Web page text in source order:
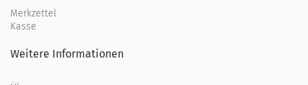
Merkzettel
Kasse
Weitere Informationen